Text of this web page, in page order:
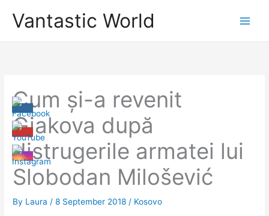
Vantastic World
Cum și-a revenit
Gjakova după
distrugerile armatei lui
Slobodan Milošević
By Laura/8 September 2018/ Kosovo